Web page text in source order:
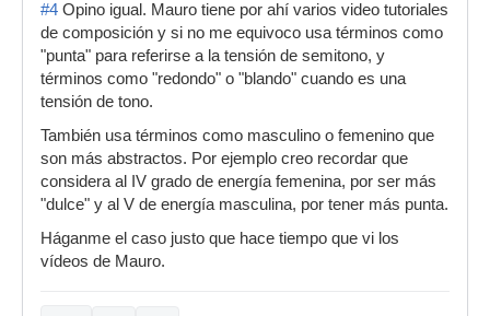
#4 Opino igual. Mauro tiene por ahí varios video tutoriales
de composición y si no me equivoco usa términos como
"punta" para referirse a la tensión de semitono, y
términos como "redondo" o "blando" cuando es una
tensión de tono.
También usa términos como masculino o femenino que
son más abstractos. Por ejemplo creo recordar que
considera al IV grado de energía femenina, por ser más
"dulce" y al V de energía masculina, por tener más punta.
Háganme el caso justo que hace tiempo que vi los
vídeos de Mauro.